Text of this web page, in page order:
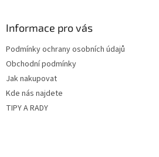
Informace pro vás
Podmínky ochrany osobních údajů
Obchodní podmínky
Jak nakupovat
Kde nás najdete
TIPY A RADY